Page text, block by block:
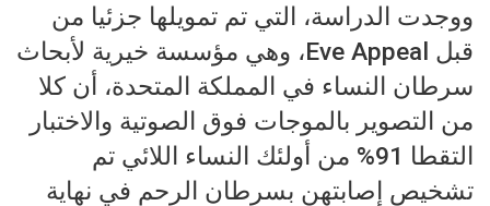
ووجدت الدراسة، التي تم تمويلها جزئيا من
قبل Eve Appeal، وهي مؤسسة خيرية لأبحاث
سرطان النساء في المملكة المتحدة، أن كلا
من التصوير بالموجات فوق الصوتية والاختبار
التقطا 91% من أولئك النساء اللائي تم
تشخيص إصابتهن بسرطان الرحم في نهاية